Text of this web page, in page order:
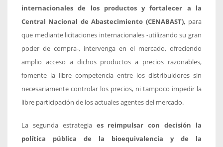
internacionales de los productos y fortalecer a la
Central Nacional de Abastecimiento (CENABAST), para
que mediante licitaciones internacionales -utilizando su gran
poder de compra-, intervenga en el mercado, ofreciendo
amplio acceso a dichos productos a precios razonables,
fomente la libre competencia entre los distribuidores sin
necesariamente controlar los precios, ni tampoco impedir la
libre participación de los actuales agentes del mercado.
La segunda estrategia es reimpulsar con decisión la
política pública de la bioequivalencia y de la